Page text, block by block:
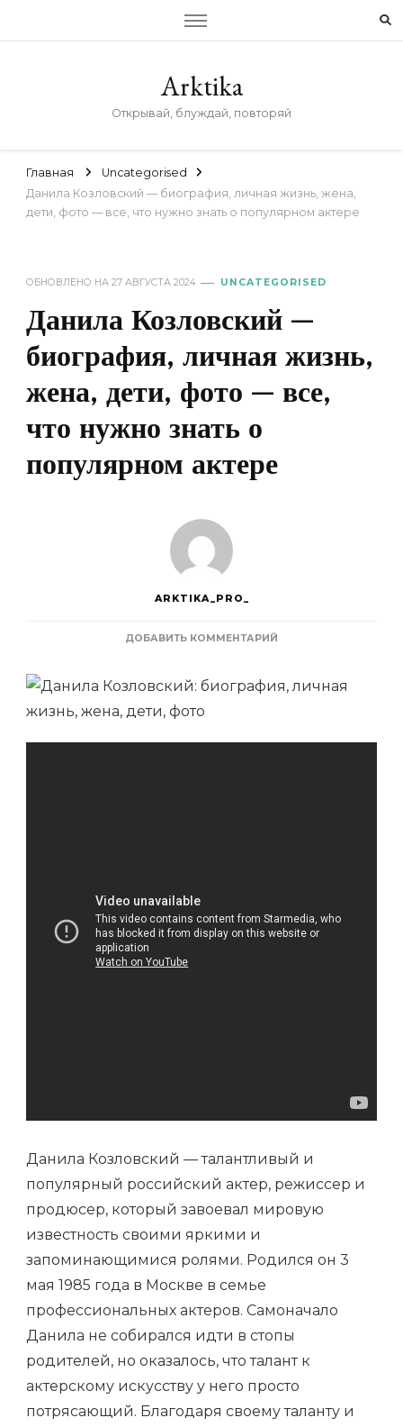
Arktika
Открывай, блуждай, повторяй
Главная
Uncategorised
Данила Козловский — биография, личная жизнь, жена,
дети, фото — все, что нужно знать о популярном актере
ОБНОВЛЕНО НА 27 АВГУСТА 2024 UNCATEGORISED
Данила Козловский —
биография, личная жизнь,
жена, дети, фото — все,
что нужно знать о
популярном актере
ARKTIKA_PRO_
ДОБАВИТЬ КОММЕНТАРИЙ
КОЗЛОВСКИЙ
ПОПУЛЯРНОМ
АКТЕРЕ
Данила Козловский — талантливый и
популярный российский актер, режиссер и
продюсер, который завоевал мировую
известность своими яркими и
запоминающимися ролями. Родился он 3
мая 1985 года в Москве в семье
профессиональных актеров. Самоначало
Данила не собирался идти в стопы
родителей, но оказалось, что талант к
актерскому искусству у него просто
потрясающий. Благодаря своему таланту и